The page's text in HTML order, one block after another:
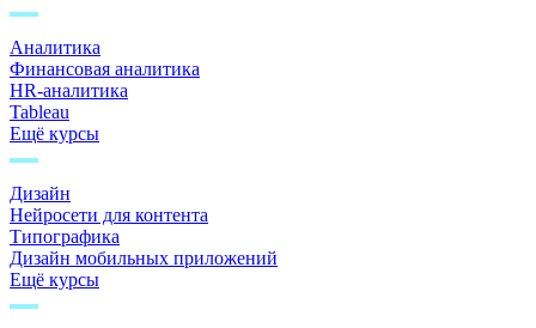
Аналитика
Финансовая аналитика
HR-аналитика
Tableau
Ещё курсы
Дизайн
Нейросети для контента
Типографика
Дизайн мобильных приложений
Ещё курсы